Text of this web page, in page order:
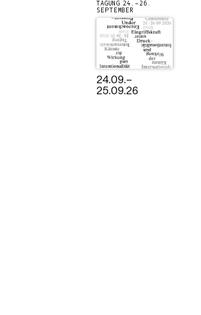
TAGUNG 24.–26.
SEPTEMBER
24.09.–
25.09.26